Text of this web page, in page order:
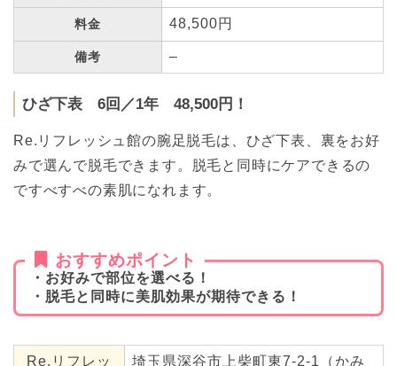
料金 48,500円
備考 –
ひざ下表 6回／1年 48,500円！
Re.リフレッシュ館の腕足脱毛は、ひざ下表、裏をお好
みで選んで脱毛できます。脱毛と同時にケアできるの
ですべすべの素肌になれます。
おすすめポイント
・お好みで部位を選べる！
・脱毛と同時に美肌効果が期待できる！
Re.リフレッ
埼玉県深谷市上柴町東7-2-1（かみ